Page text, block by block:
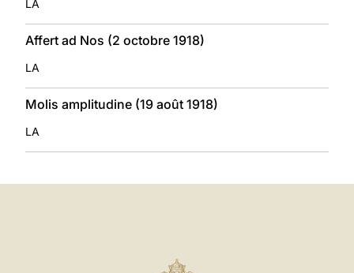
LA
Affert ad Nos (2 octobre 1918)
LA
Molis amplitudine (19 août 1918)
LA